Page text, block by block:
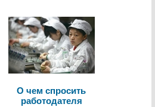
О чем спросить
работодателя